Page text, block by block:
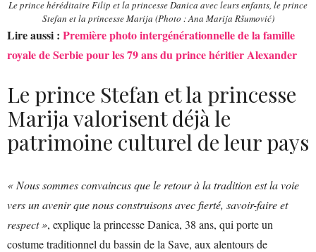
Le prince héréditaire Filip et la princesse Danica avec leurs enfants, le prince
Stefan et la princesse Marija (Photo : Ana Marija Ršumović)
Lire aussi : Première photo intergénérationnelle de la famille
royale de Serbie pour les 79 ans du prince héritier Alexander
Le prince Stefan et la princesse
Marija valorisent déjà le
patrimoine culturel de leur pays
« Nous sommes convaincus que le retour à la tradition est la voie
vers un avenir que nous construisons avec fierté, savoir-faire et
respect », explique la princesse Danica, 38 ans, qui porte un
costume traditionnel du bassin de la Save, aux alentours de